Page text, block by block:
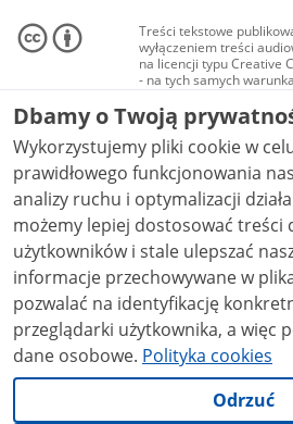
Treści tekstowe
wyłączeniem treści
na licencji typu Creative
- na tych samych
Materiały
audio i wideo, są
Creative Commons:
niekomercyjne - bez
NC-ND 4.0), o ile nie jest
Dbamy o Twoją
Wykorzystujemy pliki cookie w
prawidłowego funkcjonowania
analizy ruchu i optymalizacji działania
możemy lepiej dostosować treści
użytkowników i stale ulepszać nasze usługi.
informacje przechowywane w
pozwalać na identyfikację
przeglądarki użytkownika, a więc
dane osobowe. Polityka cookies
Odrzuć